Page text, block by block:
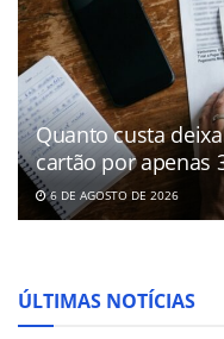
Quanto custa
cartão por apenas
6 DE AGOSTO DE 2026
ÚLTIMAS NOTÍCIAS